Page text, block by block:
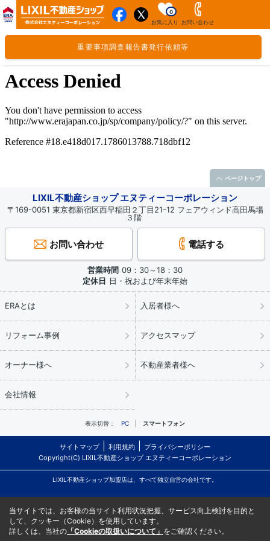
お気に入り
0
お問い合わせ
重要事項調査報告書発行依頼等
LIXIL不動産ショップ エヌティーコーポレーション
〒169-0051 東京都新宿区西早稲田２丁目21-12 フェアウィンド高田馬場
３階
お問い合わせ 電話する
営業時間 09：30～18：30
定休日 日・祝および年末年始
ERAとは 入居者様へ
リフォーム事例 アクセスマップ
オーナー様へ 不動産業者様へ
会社情報
表示切替： PC スマートフォン
サイトマップ 利用規約
プライバシーポリシー
Copyright(C) LIXIL不動産ショップ エヌティーコーポレーション
LIXIL不動産ショップ加盟店は、すべて独立自営の会社です。
ページトップ
当サイトでは、お客様の当サイト利用状況把握、サービス向上検討を目的と
して、クッキー（Cookie）を使用しています。
詳しくは、当社の 「Cookieの取扱いについて」 をご確認ください。